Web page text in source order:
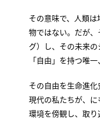
その意味で、人類
物ではない。だが
グ）し、その未来
「自由」を持つ唯
その自由を生命進
現代の私たちが、
環境を傍観し、取